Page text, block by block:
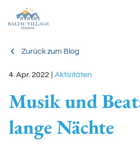
FERIENHÄUSER
Zurück zum Blog
4. Apr. 2022 Aktivitäten
Musik und
lange Nächte